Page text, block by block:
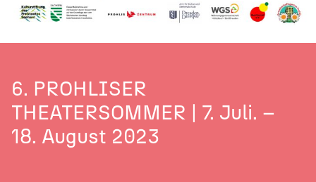
6. PROHLISER
THEATERSOMMER | 7. Juli. –
18. August 2023